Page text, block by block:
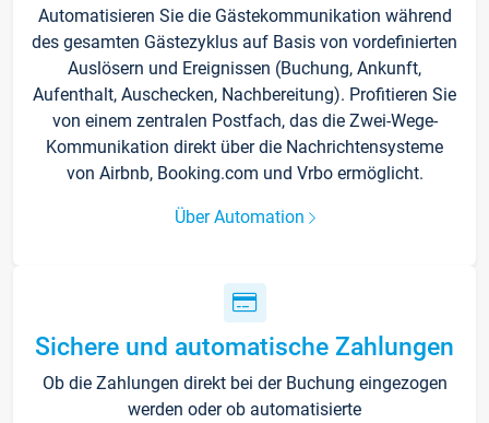
Automatisieren Sie die Gästekommunikation während
des gesamten Gästezyklus auf Basis von vordefinierten
Auslösern und Ereignissen (Buchung, Ankunft,
Aufenthalt, Auschecken, Nachbereitung). Profitieren Sie
von einem zentralen Postfach, das die Zwei-Wege-
Kommunikation direkt über die Nachrichtensysteme
von Airbnb, Booking.com und Vrbo ermöglicht.
Über Automation
Sichere und automatische Zahlungen
Ob die Zahlungen direkt bei der Buchung eingezogen
werden oder ob automatisierte